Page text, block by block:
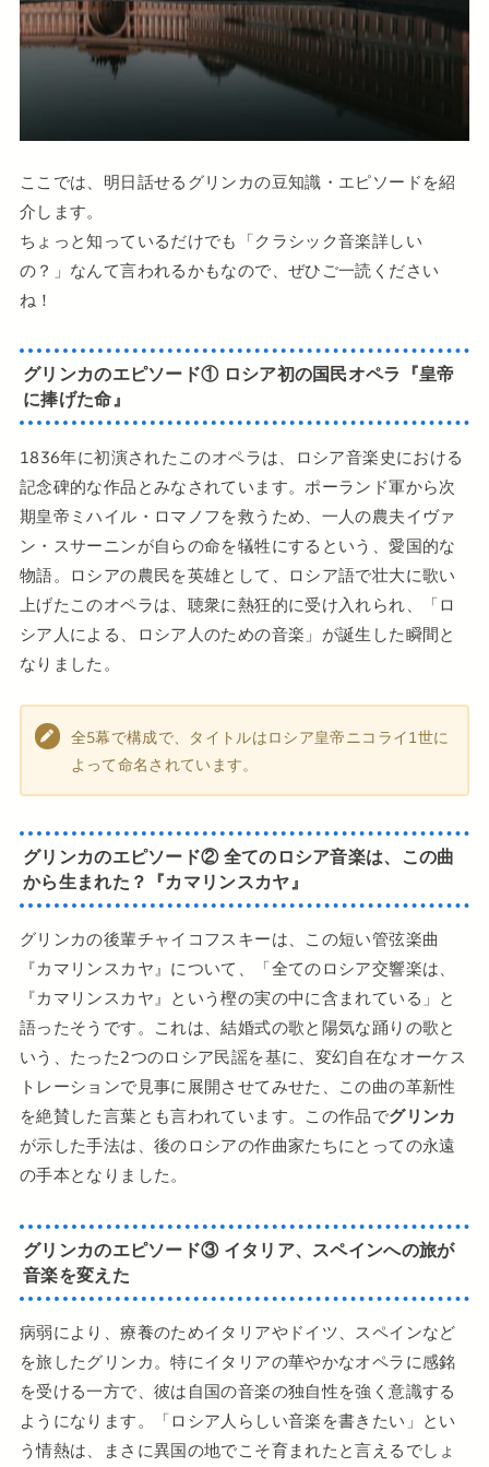
ここでは、明日話せるグリンカの豆知識・エピソードを紹
介します。
ちょっと知っているだけでも「クラシック音楽詳しい
の？」なんて言われるかもなので、ぜひご一読ください
ね！
グリンカのエピソード① ロシア初の国民オペラ『皇帝
に捧げた命』
1836年に初演されたこのオペラは、ロシア音楽史における
記念碑的な作品とみなされています。ポーランド軍から次
期皇帝ミハイル・ロマノフを救うため、一人の農夫イヴァ
ン・スサーニンが自らの命を犠牲にするという、愛国的な
物語。ロシアの農民を英雄として、ロシア語で壮大に歌い
上げたこのオペラは、聴衆に熱狂的に受け入れられ、「ロ
シア人による、ロシア人のための音楽」が誕生した瞬間と
なりました。
全5幕で構成で、タイトルはロシア皇帝ニコライ1世に
よって命名されています。
グリンカのエピソード② 全てのロシア音楽は、この曲
から生まれた？『カマリンスカヤ』
グリンカの後輩チャイコフスキーは、この短い管弦楽曲
『カマリンスカヤ』について、「全てのロシア交響楽は、
『カマリンスカヤ』という樫の実の中に含まれている」と
語ったそうです。これは、結婚式の歌と陽気な踊りの歌と
いう、たった2つのロシア民謡を基に、変幻自在なオーケス
トレーションで見事に展開させてみせた、この曲の革新性
を絶賛した言葉とも言われています。この作品でグリンカ
が示した手法は、後のロシアの作曲家たちにとっての永遠
の手本となりました。
グリンカのエピソード③ イタリア、スペインへの旅が
音楽を変えた
病弱により、療養のためイタリアやドイツ、スペインなど
を旅したグリンカ。特にイタリアの華やかなオペラに感銘
を受ける一方で、彼は自国の音楽の独自性を強く意識する
ようになります。「ロシア人らしい音楽を書きたい」とい
う情熱は、まさに異国の地でこそ育まれたと言えるでしょ